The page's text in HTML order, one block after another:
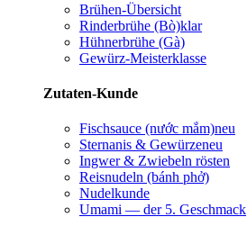
Brühen-Übersicht
Rinderbrühe (Bò)klar
Hühnerbrühe (Gà)
Gewürz-Meisterklasse
Zutaten-Kunde
Fischsauce (nước mắm)neu
Sternanis & Gewürzeneu
Ingwer & Zwiebeln rösten
Reisnudeln (bánh phở)
Nudelkunde
Umami — der 5. Geschmack